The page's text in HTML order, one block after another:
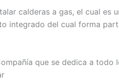
calderas a gas, el cual es
integrado del cual forma
que se dedica a todo